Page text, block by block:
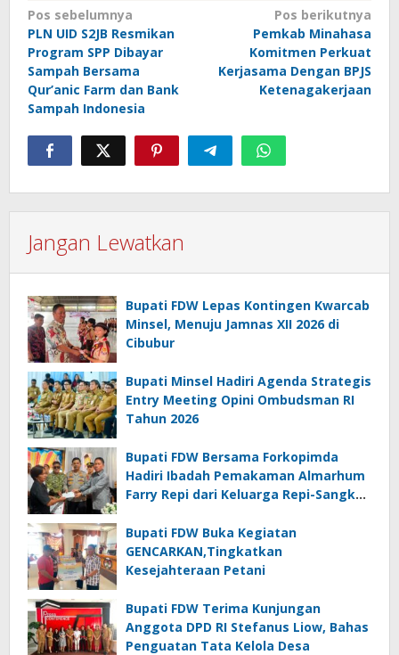
Navigasi
pos
Pos sebelumnya
PLN UID S2JB Resmikan
Program SPP Dibayar
Sampah Bersama
Qur’anic Farm dan Bank
Sampah Indonesia
Pos berikutnya
Pemkab Minahasa
Komitmen Perkuat
Kerjasama Dengan BPJS
Ketenagakerjaan
Jangan Lewatkan
Bupati FDW Lepas Kontingen Kwarcab
Minsel, Menuju Jamnas XII 2026 di
Cibubur
Bupati Minsel Hadiri Agenda Strategis
Entry Meeting Opini Ombudsman RI
Tahun 2026
Bupati FDW Bersama Forkopimda
Hadiri Ibadah Pemakaman Almarhum
Farry Repi dari Keluarga Repi-Sangkoy
Bupati FDW Buka Kegiatan
GENCARKAN,Tingkatkan
Kesejahteraan Petani
Bupati FDW Terima Kunjungan
Anggota DPD RI Stefanus Liow, Bahas
Penguatan Tata Kelola Desa